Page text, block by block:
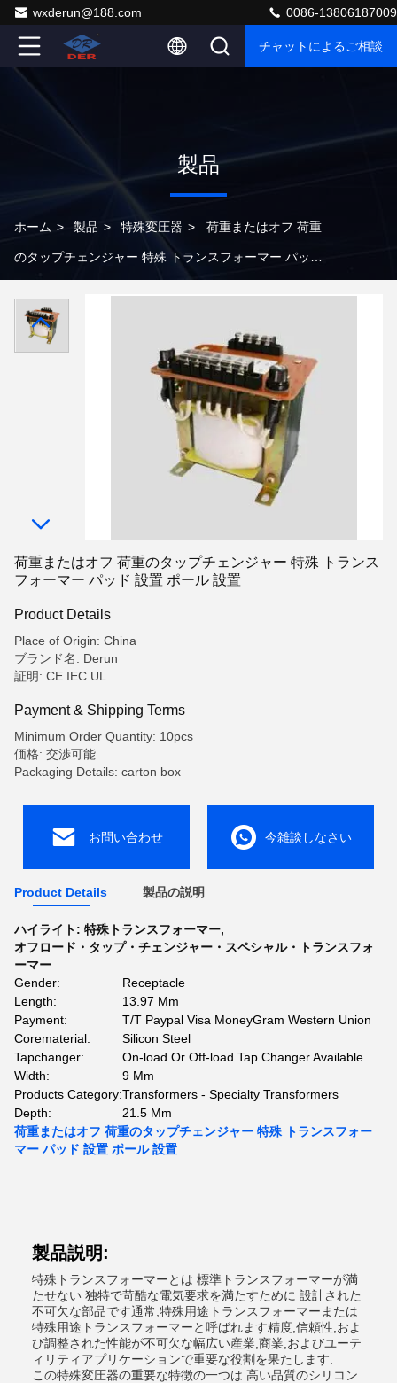
wxderun@188.com 0086-13806187009
チャットによるご相談
製品
ホーム > 製品 > 特殊変圧器 > 荷重またはオフ 荷重
のタップチェンジャー 特殊 トランスフォーマー パッド
荷重またはオフ 荷重のタップチェンジャー 特殊 トランス
フォーマー パッド 設置 ポール 設置
Product Details
Place of Origin: China
ブランド名: Derun
証明: CE IEC UL
Payment & Shipping Terms
Minimum Order Quantity: 10pcs
価格: 交渉可能
Packaging Details: carton box
お問い合わせ 今雑談しなさい
Product Details 製品の説明
ハイライト: 特殊トランスフォーマー,
オフロード・タップ・チェンジャー・スペシャル・トランスフォ
ーマー
Gender:
Receptacle
Length:
13.97 Mm
Payment:
T/T Paypal Visa MoneyGram Western Union
Corematerial:
Silicon Steel
Tapchanger:
On-load Or Off-load Tap Changer Available
Width:
9 Mm
Products Category:Transformers - Specialty Transformers
Depth:
21.5 Mm
荷重またはオフ 荷重のタップチェンジャー 特殊 トランスフォー
マー パッド 設置 ポール 設置
製品説明:
特殊トランスフォーマーとは 標準トランスフォーマーが満
たせない 独特で苛酷な電気要求を満たすために 設計された
不可欠な部品です通常,特殊用途トランスフォーマーまたは
特殊用途トランスフォーマーと呼ばれます精度,信頼性,およ
び調整された性能が不可欠な幅広い産業,商業,およびユーテ
ィリティアプリケーションで重要な役割を果たします.
この特殊変圧器の重要な特徴の一つは 高い品質のシリコン